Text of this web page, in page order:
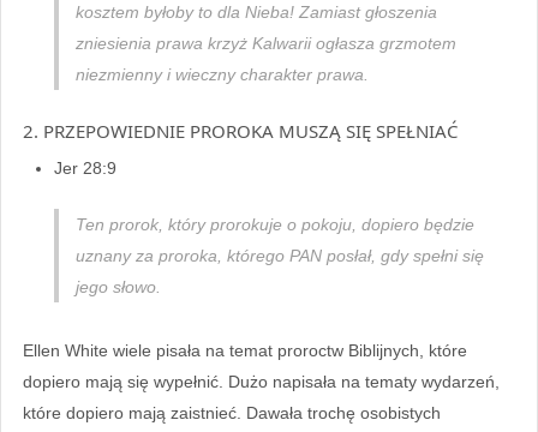
kosztem byłoby to dla Nieba! Zamiast głoszenia
zniesienia prawa krzyż Kalwarii ogłasza grzmotem
niezmienny i wieczny charakter prawa.
2. PRZEPOWIEDNIE PROROKA MUSZĄ SIĘ SPEŁNIAĆ
Jer 28:9
Ten prorok, który prorokuje o pokoju, dopiero będzie
uznany za proroka, którego PAN posłał, gdy spełni się
jego słowo.
Ellen White wiele pisała na temat proroctw Biblijnych, które
dopiero mają się wypełnić. Dużo napisała na tematy wydarzeń,
które dopiero mają zaistnieć. Dawała trochę osobistych